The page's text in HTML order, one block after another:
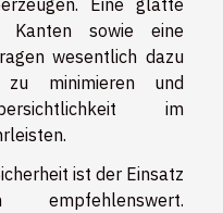
Eine glatte
Kanten sowie eine
wesentlich dazu
zu minimieren und
im
ist der Einsatz
empfehlenswert.